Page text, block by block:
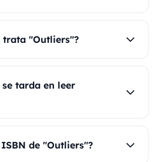
trata "Outliers"?
tarda en leer
de "Outliers"?